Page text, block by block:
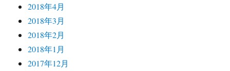
2018年4月
2018年3月
2018年2月
2018年1月
2017年12月